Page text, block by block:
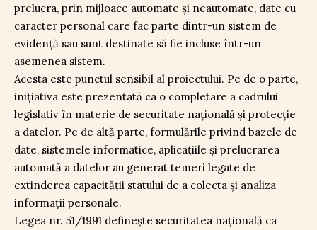
prelucra, prin mijloace automate și neautomate, date cu
caracter personal care fac parte dintr-un sistem de
evidență sau sunt destinate să fie incluse într-un
asemenea sistem.
Acesta este punctul sensibil al proiectului. Pe de o parte,
inițiativa este prezentată ca o completare a cadrului
legislativ în materie de securitate națională și protecție
a datelor. Pe de altă parte, formulările privind bazele de
date, sistemele informatice, aplicațiile și prelucrarea
automată a datelor au generat temeri legate de
extinderea capacității statului de a colecta și analiza
informații personale.
Legea nr. 51/1991 definește securitatea națională ca